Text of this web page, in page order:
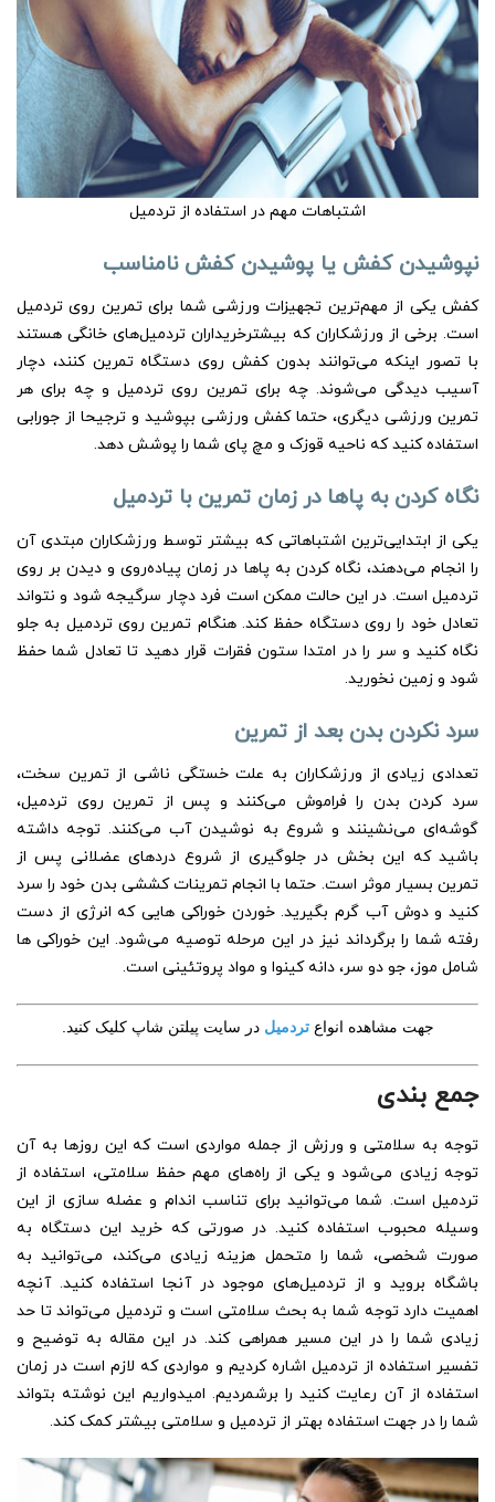
اشتباهات مهم در استفاده از تردمیل
نپوشیدن کفش یا پوشیدن کفش نامناسب
کفش یکی از مهم‌ترین تجهیزات ورزشی شما برای تمرین روی تردمیل
است. برخی از ورزشکاران که بیشترخریداران تردمیل‌های خانگی هستند
با تصور اینکه می‌توانند بدون کفش روی دستگاه تمرین کنند، دچار
آسیب دیدگی می‌شوند. چه برای تمرین روی تردمیل و چه برای هر
تمرین ورزشی دیگری، حتما کفش ورزشی بپوشید و ترجیحا از جورابی
استفاده کنید که ناحیه قوزک و مچ پای شما را پوشش دهد.
نگاه کردن به پاها در زمان تمرین با تردمیل
یکی از ابتدایی‌ترین اشتباهاتی که بیشتر توسط ورزشکاران مبتدی آن
را انجام می‌دهند، نگاه کردن به پاها در زمان پیاده‌روی و دیدن بر روی
تردمیل است. در این حالت ممکن است فرد دچار سرگیجه شود و نتواند
تعادل خود را روی دستگاه حفظ کند. هنگام تمرین روی تردمیل به جلو
نگاه کنید و سر را در امتدا ستون فقرات قرار دهید تا تعادل شما حفظ
شود و زمین نخورید.
سرد نکردن بدن بعد از تمرین
تعدادی زیادی از ورزشکاران به علت خستگی ناشی از تمرین سخت،
سرد کردن بدن را فراموش می‌کنند و پس از تمرین روی تردمیل،
گوشه‌ای می‌نشینند و شروع به نوشیدن آب می‌کنند. توجه داشته
باشید که این بخش در جلوگیری از شروع دردهای عضلانی پس از
تمرین بسیار موثر است. حتما با انجام تمرینات کششی بدن خود را سرد
کنید و دوش آب گرم بگیرید. خوردن خوراکی هایی که انرژی از دست
رفته شما را برگرداند نیز در این مرحله توصیه می‌شود. این خوراکی ها
شامل موز، جو دو سر، دانه کینوا و مواد پروتئینی است.
جهت مشاهده انواعتردمیل در سایت پیلتن شاپ کلیک کنید.
جمع بندی
توجه به سلامتی و ورزش از جمله مواردی است که این روزها به آن
توجه زیادی می‌شود و یکی از راه‌های مهم حفظ سلامتی، استفاده از
تردمیل است. شما می‌توانید برای تناسب اندام و عضله سازی از این
وسیله محبوب استفاده کنید. در صورتی که خرید این دستگاه به
صورت شخصی، شما را متحمل هزینه زیادی می‌کند، می‌توانید به
باشگاه بروید و از تردمیل‌های موجود در آنجا استفاده کنید. آنچه
اهمیت دارد توجه شما به بحث سلامتی است و تردمیل می‌تواند تا حد
زیادی شما را در این مسیر همراهی کند. در این مقاله به توضیح و
تفسیر استفاده از تردمیل اشاره کردیم و مواردی که لازم است در زمان
استفاده از آن رعایت کنید را برشمردیم. امیدواریم این نوشته بتواند
شما را در جهت استفاده بهتر از تردمیل و سلامتی بیشتر کمک کند.